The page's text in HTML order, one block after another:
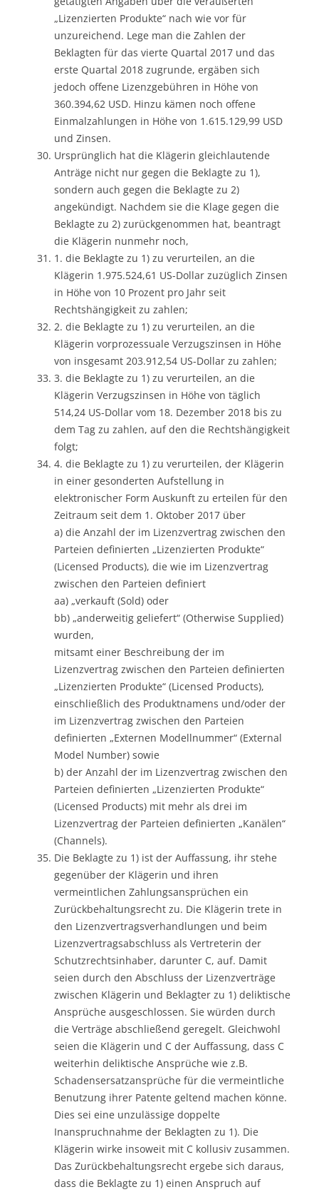
„Lizenzierten Produkte“ nach wie vor für
unzureichend. Lege man die Zahlen der
Beklagten für das vierte Quartal 2017 und das
erste Quartal 2018 zugrunde, ergäben sich
jedoch offene Lizenzgebühren in Höhe von
360.394,62 USD. Hinzu kämen noch offene
Einmalzahlungen in Höhe von 1.615.129,99 USD
und Zinsen.
Ursprünglich hat die Klägerin gleichlautende
Anträge nicht nur gegen die Beklagte zu 1),
sondern auch gegen die Beklagte zu 2)
angekündigt. Nachdem sie die Klage gegen die
Beklagte zu 2) zurückgenommen hat, beantragt
die Klägerin nunmehr noch,
1. die Beklagte zu 1) zu verurteilen, an die
Klägerin 1.975.524,61 US-Dollar zuzüglich Zinsen
in Höhe von 10 Prozent pro Jahr seit
Rechtshängigkeit zu zahlen;
2. die Beklagte zu 1) zu verurteilen, an die
Klägerin vorprozessuale Verzugszinsen in Höhe
von insgesamt 203.912,54 US-Dollar zu zahlen;
3. die Beklagte zu 1) zu verurteilen, an die
Klägerin Verzugszinsen in Höhe von täglich
514,24 US-Dollar vom 18. Dezember 2018 bis zu
dem Tag zu zahlen, auf den die Rechtshängigkeit
folgt;
4. die Beklagte zu 1) zu verurteilen, der Klägerin
in einer gesonderten Aufstellung in
elektronischer Form Auskunft zu erteilen für den
Zeitraum seit dem 1. Oktober 2017 über
a) die Anzahl der im Lizenzvertrag zwischen den
Parteien definierten „Lizenzierten Produkte“
(Licensed Products), die wie im Lizenzvertrag
zwischen den Parteien definiert
aa) „verkauft (Sold) oder
bb) „anderweitig geliefert“ (Otherwise Supplied)
wurden,
mitsamt einer Beschreibung der im
Lizenzvertrag zwischen den Parteien definierten
„Lizenzierten Produkte“ (Licensed Products),
einschließlich des Produktnamens und/oder der
im Lizenzvertrag zwischen den Parteien
definierten „Externen Modellnummer“ (External
Model Number) sowie
b) der Anzahl der im Lizenzvertrag zwischen den
Parteien definierten „Lizenzierten Produkte“
(Licensed Products) mit mehr als drei im
Lizenzvertrag der Parteien definierten „Kanälen“
(Channels).
Die Beklagte zu 1) ist der Auffassung, ihr stehe
gegenüber der Klägerin und ihren
vermeintlichen Zahlungsansprüchen ein
Zurückbehaltungsrecht zu. Die Klägerin trete in
den Lizenzvertragsverhandlungen und beim
Lizenzvertragsabschluss als Vertreterin der
Schutzrechtsinhaber, darunter C, auf. Damit
seien durch den Abschluss der Lizenzverträge
zwischen Klägerin und Beklagter zu 1) deliktische
Ansprüche ausgeschlossen. Sie würden durch
die Verträge abschließend geregelt. Gleichwohl
seien die Klägerin und C der Auffassung, dass C
weiterhin deliktische Ansprüche wie z.B.
Schadensersatzansprüche für die vermeintliche
Benutzung ihrer Patente geltend machen könne.
Dies sei eine unzulässige doppelte
Inanspruchnahme der Beklagten zu 1). Die
Klägerin wirke insoweit mit C kollusiv zusammen.
Das Zurückbehaltungsrecht ergebe sich daraus,
dass die Beklagte zu 1) einen Anspruch auf